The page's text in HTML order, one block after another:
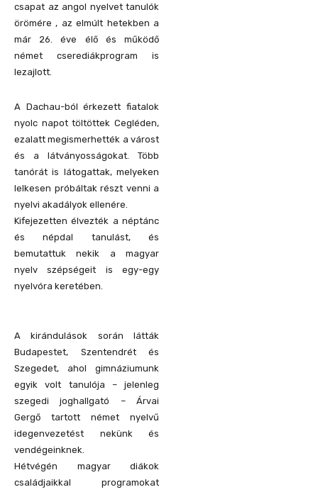
csapat az angol nyelvet tanulók
örömére , az elmúlt hetekben a
már 26. éve élő és működő
német cserediákprogram is
lezajlott.
A Dachau-ból érkezett fiatalok
nyolc napot töltöttek Cegléden,
ezalatt megismerhették a várost
és a látványosságokat. Több
tanórát is látogattak, melyeken
lelkesen próbáltak részt venni a
nyelvi akadályok ellenére.
Kifejezetten élvezték a néptánc
és népdal tanulást, és
bemutattuk nekik a magyar
nyelv szépségeit is egy-egy
nyelvóra keretében.
A kirándulások során látták
Budapestet, Szentendrét és
Szegedet, ahol gimnáziumunk
egyik volt tanulója – jelenleg
szegedi joghallgató – Árvai
Gergő tartott német nyelvű
idegenvezetést nekünk és
vendégeinknek.
Hétvégén magyar diákok
családjaikkal programokat